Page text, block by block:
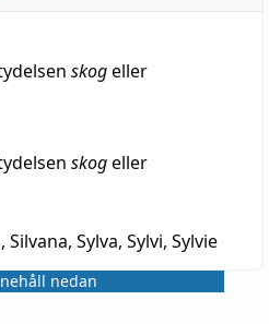
skogeller
skogeller
Silvana, Sylva, Sylvi, Sylvie
nedan